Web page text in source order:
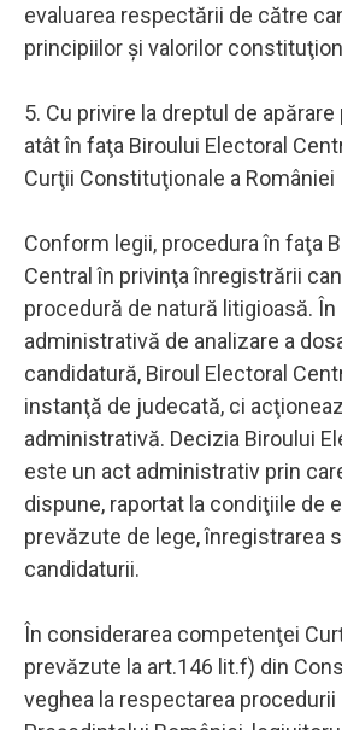
evaluarea respectării de către
principiilor şi valorilor
5. Cu privire la dreptul de
atât în faţa Biroului Electoral
Curţii Constituţionale a României
Conform legii, procedura în faţa
Central în privinţa înregistrării
procedură de natură litigioasă. În
administrativă de analizare a
candidatură, Biroul Electoral
instanţă de judecată, ci
administrativă. Decizia Biroului
este un act administrativ prin
dispune, raportat la condiţiile de
prevăzute de lege, înregistrarea
candidaturii.
În considerarea competenţei
prevăzute la art.146 lit.f) din
veghea la respectarea procedurii